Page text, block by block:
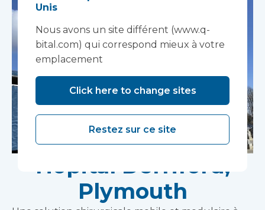
Hôpital Derriford,
Plymouth
Unis
Nous avons un site différent (www.q-
bital.com) qui correspond mieux à votre
emplacement
Click here to change sites
Restez sur ce site